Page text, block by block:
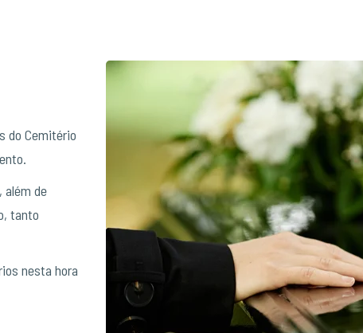
do Cemitério
além de
tanto
nesta hora